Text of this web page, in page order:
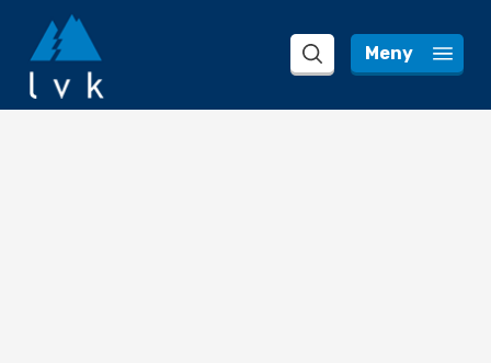
search